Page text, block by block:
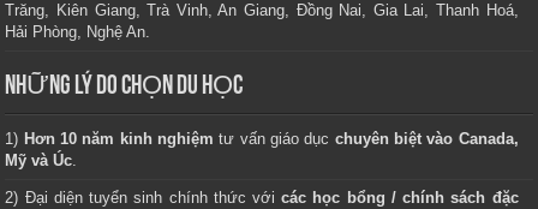
Trăng, Kiên Giang, Trà Vinh, An Giang, Đồng Nai, Gia Lai, Thanh Hoá,
Hải Phòng, Nghệ An.
NHỮNG LÝ DO CHỌN DU HỌC
1) Hơn 10 năm kinh nghiệm tư vấn giáo dục chuyên biệt vào Canada,
Mỹ và Úc.
2) Đại diện tuyển sinh chính thức vớicác học bổng / chính sách đặc